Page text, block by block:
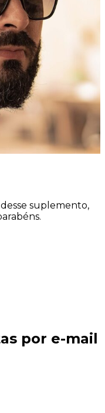
suplemento,
por e-mail